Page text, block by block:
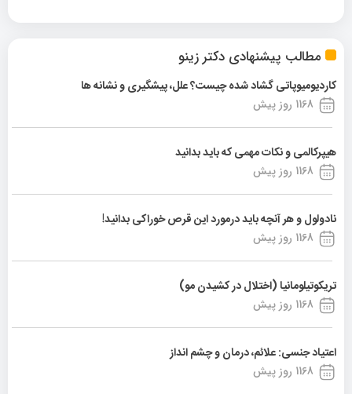
مطالب پیشنهادی دکتر زینو
کاردیومیوپاتی گشاد شده چیست؟ علل، پیشگیری و نشانه ها
1168 روز پیش
هیپرکالمی و نکات مهمی که باید بدانید
1168 روز پیش
نادولول و هر آنچه باید درمورد این قرص خوراکی بدانید!
1168 روز پیش
تریکوتیلومانیا (اختلال در کشیدن مو)
1168 روز پیش
اعتیاد جنسی: علائم، درمان و چشم انداز
1168 روز پیش